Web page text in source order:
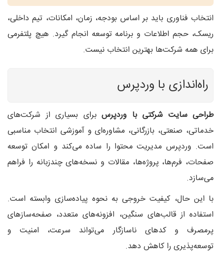
انتخاب فناوری باید بر اساس بودجه، زمان، امکانات، تیم داخلی،
ریسک، حجم اطلاعات و برنامه توسعه انجام گیرد. هیچ پلتفرمی
برای همه شرکت‌ها بهترین انتخاب نیست.
راه‌اندازی با وردپرس
طراحی سایت شرکتی با وردپرس برای بسیاری از شرکت‌های
خدماتی، صنعتی، بازرگانی، مشاوره‌ای و آموزشی انتخاب مناسبی
است. وردپرس مدیریت محتوا را ساده می‌کند و امکان توسعه
صفحات، فرم‌ها، پروژه‌ها، مقالات و نسخه‌های چندزبانه را فراهم
می‌سازد.
با این حال، کیفیت خروجی به نحوه پیاده‌سازی وابسته است.
استفاده از قالب‌های سنگین، افزونه‌های متعدد، صفحه‌سازهای
پرمصرف و کدهای ناسازگار می‌تواند سرعت، امنیت و
توسعه‌پذیری را کاهش دهد.